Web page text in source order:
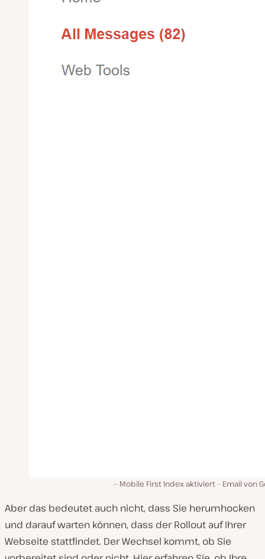
Mobile First Index aktiviert – Email von
Aber das bedeutet auch nicht, dass Sie herumhocken
und darauf warten können, dass der Rollout auf Ihrer
Webseite stattfindet. Der Wechsel kommt, ob Sie